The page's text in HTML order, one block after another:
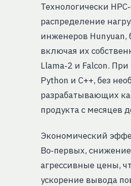
Технологически
распределение
инженеров Hunyuan,
включая их
Llama‑2 и Falcon.
Python и C++, без
разрабатывающих
продукта с месяцев
Экономический
Во‑первых,
агрессивные цены,
ускорение вывода